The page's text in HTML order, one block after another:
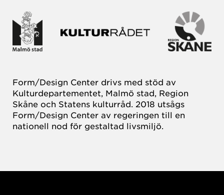
Form/Design Center drivs med stöd av
Kulturdepartementet, Malmö stad, Region
Skåne och Statens kulturråd. 2018 utsågs
Form/Design Center av regeringen till en
nationell nod för gestaltad livsmiljö.